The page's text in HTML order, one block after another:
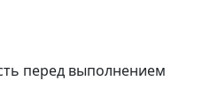
перед выполнением